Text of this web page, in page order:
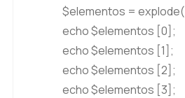
$elementos =
echo $elementos [0];
echo $elementos [1];
echo $elementos [2];
echo $elementos [3];